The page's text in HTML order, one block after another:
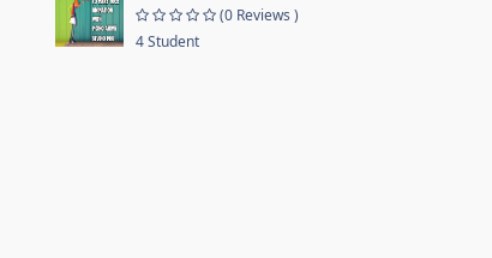
(0 Reviews )
4 Student